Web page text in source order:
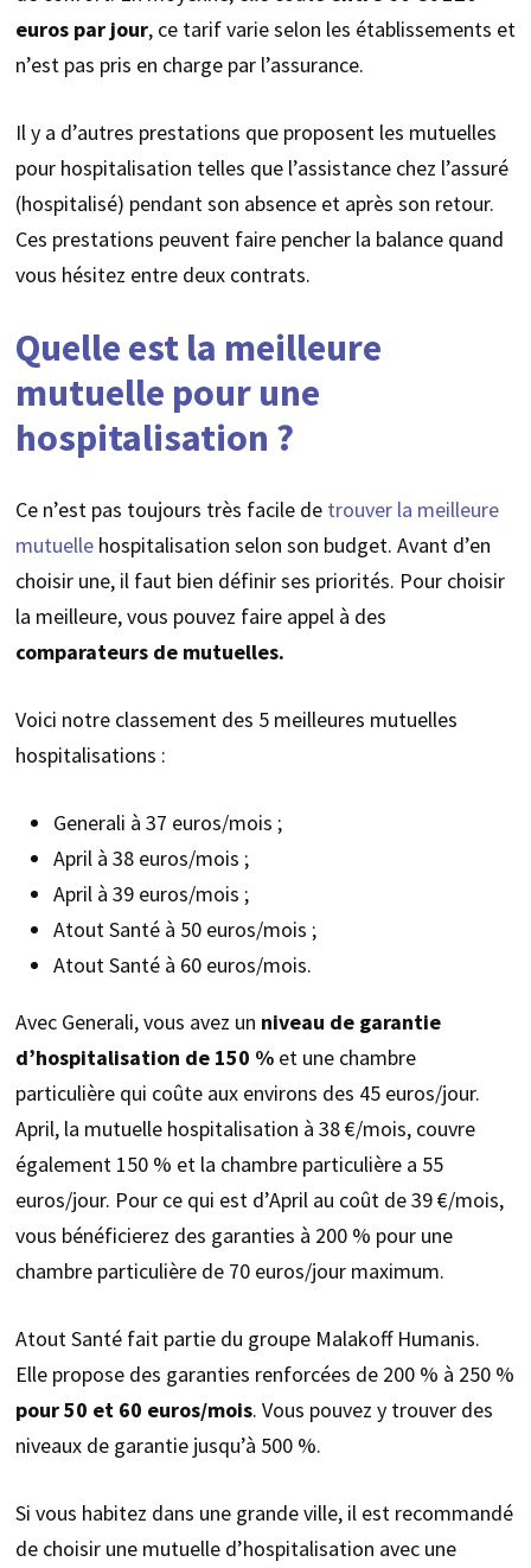
euros par jour, ce tarif varie selon les établissements et
n’est pas pris en charge par l’assurance.
Il y a d’autres prestations que proposent les mutuelles
pour hospitalisation telles que l’assistance chez l’assuré
(hospitalisé) pendant son absence et après son retour.
Ces prestations peuvent faire pencher la balance quand
vous hésitez entre deux contrats.
Quelle est la meilleure
mutuelle pour une
hospitalisation ?
Ce n’est pas toujours très facile de trouver la meilleure
mutuellehospitalisation selon son budget. Avant d’en
choisir une, il faut bien définir ses priorités. Pour choisir
la meilleure, vous pouvez faire appel à des
comparateurs de mutuelles.
Voici notre classement des 5 meilleures mutuelles
hospitalisations :
Generali à 37 euros/mois ;
April à 38 euros/mois ;
April à 39 euros/mois ;
Atout Santé à 50 euros/mois ;
Atout Santé à 60 euros/mois.
Avec Generali, vous avez un niveau de garantie
d’hospitalisation de 150 %et une chambre
particulière qui coûte aux environs des 45 euros/jour.
April, la mutuelle hospitalisation à 38 €/mois, couvre
également 150 % et la chambre particulière a 55
euros/jour. Pour ce qui est d’April au coût de 39 €/mois,
vous bénéficierez des garanties à 200 % pour une
chambre particulière de 70 euros/jour maximum.
Atout Santé fait partie du groupe Malakoff Humanis.
Elle propose des garanties renforcées de 200 % à 250 %
pour 50 et 60 euros/mois. Vous pouvez y trouver des
niveaux de garantie jusqu’à 500 %.
Si vous habitez dans une grande ville, il est recommandé
de choisir une mutuelle d’hospitalisation avec une